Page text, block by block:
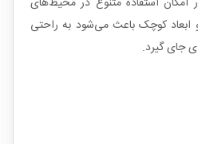
کوچک باعث می‌شود به راحتی
جای گیرد.